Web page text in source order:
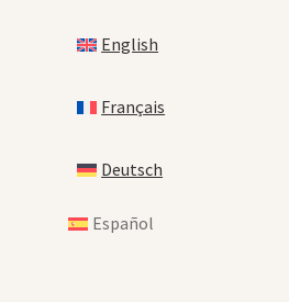
English
Français
Deutsch
Español